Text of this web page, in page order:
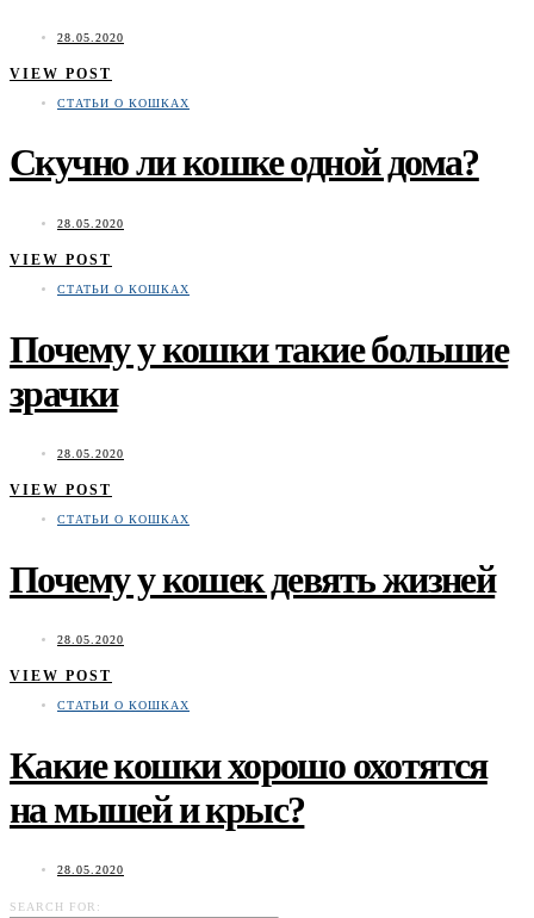
28.05.2020
VIEW POST
СТАТЬИ О КОШКАХ
Скучно ли кошке одной дома?
28.05.2020
VIEW POST
СТАТЬИ О КОШКАХ
Почему у кошки такие большие
зрачки
28.05.2020
VIEW POST
СТАТЬИ О КОШКАХ
Почему у кошек девять жизней
28.05.2020
VIEW POST
СТАТЬИ О КОШКАХ
Какие кошки хорошо охотятся
на мышей и крыс?
28.05.2020
SEARCH FOR: